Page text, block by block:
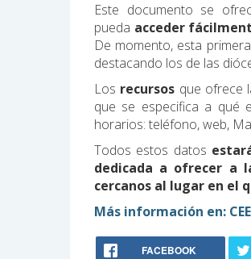
Este documento se
pueda acceder
De momento, esta
destacando los de las
Los recursos que ofrece
que se especifica a qué
horarios: teléfono, web,
Todos estos datos
dedicada a ofrecer a
cercanos al lugar en el
Más información en: CEE
FACEBOOK